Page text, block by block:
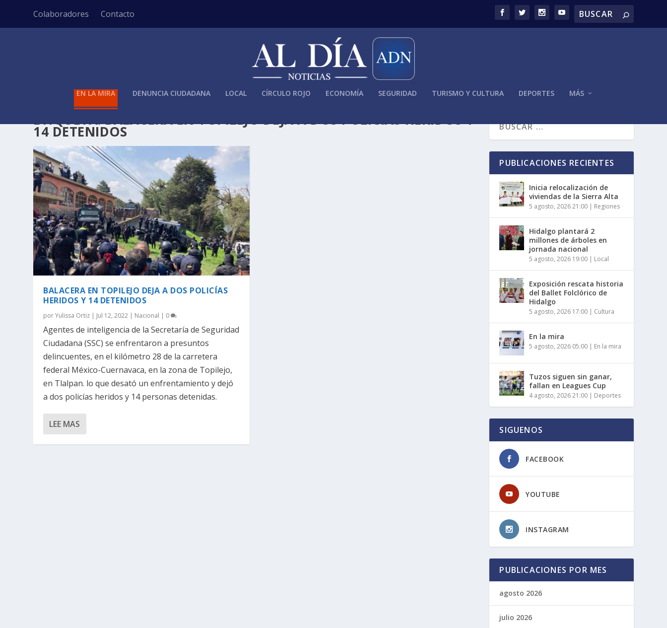
Colaboradores Contacto
EN LA MIRA DENUNCIA CIUDADANA LOCAL CÍRCULO ROJO ECONOMÍA SEGURIDAD TURISMO Y CULTURA DEPORTES MÁS
ETIQUETA:BALACERA EN TOPILEJO DEJA A DOS POLICÍAS HERIDOS Y
14 DETENIDOS
BALACERA EN TOPILEJO DEJA A DOS POLICÍAS
HERIDOS Y 14 DETENIDOS
porYulissa Ortiz | Jul 12, 2022 | Nacional | 0
Agentes de inteligencia de la Secretaría de Seguridad
Ciudadana (SSC) se enfrentaron a presuntos
delincuentes, en el kilómetro 28 de la carretera
federal México-Cuernavaca, en la zona de Topilejo,
en Tlalpan. lo que desató un enfrentamiento y dejó
a dos policías heridos y 14 personas detenidas.
LEE MAS
PUBLICACIONES RECIENTES
Inicia relocalización de
viviendas de la Sierra Alta
5 agosto, 2026 21:00 | Regiones
Hidalgo plantará 2
millones de árboles en
jornada nacional
5 agosto, 2026 19:00 | Local
Exposición rescata historia
del Ballet Folclórico de
Hidalgo
5 agosto, 2026 17:00 | Cultura
En la mira
5 agosto, 2026 05:00 | En la mira
Tuzos siguen sin ganar,
fallan en Leagues Cup
4 agosto, 2026 21:00 | Deportes
SIGUENOS
FACEBOOK
YOUTUBE
INSTAGRAM
PUBLICACIONES POR MES
agosto 2026
julio 2026